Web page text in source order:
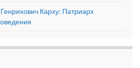
Карху: Патриарх